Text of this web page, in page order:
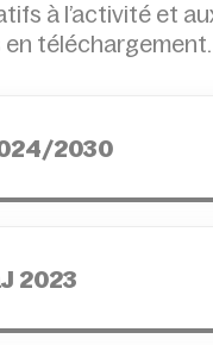
à l’activité et
téléchargement.
2030
2023